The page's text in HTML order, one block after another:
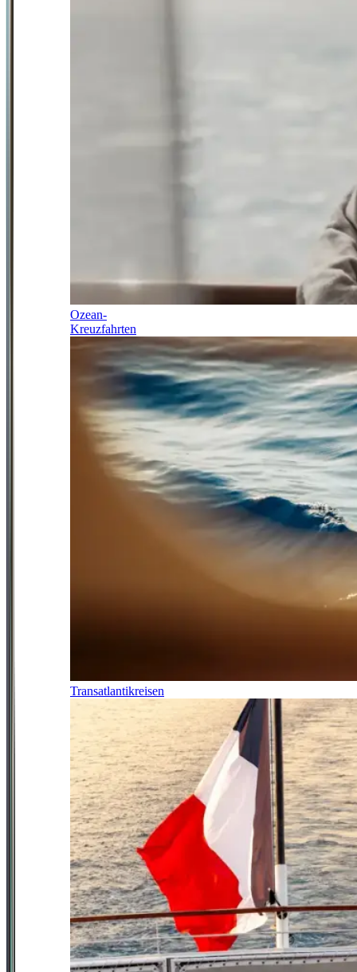
Ozean-
Kreuzfahrten
Transatlantikreisen